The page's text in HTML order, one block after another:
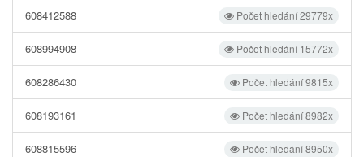
Počet hledání 29779x
608412588
Počet hledání 15772x
608994908
Počet hledání 9815x
608286430
Počet hledání 8982x
608193161
Počet hledání 8950x
608815596